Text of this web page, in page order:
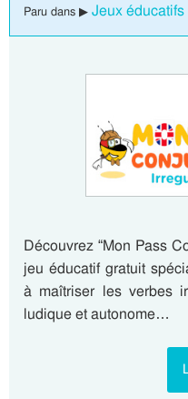
Paru dans ▶ Jeux
Découvrez “Mon Pass
jeu éducatif gratuit
à maîtriser les verbes
ludique et autonome…